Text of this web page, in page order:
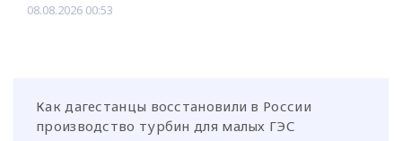
08.08.2026 00:53
Как дагестанцы восстановили в России
производство турбин для малых ГЭС